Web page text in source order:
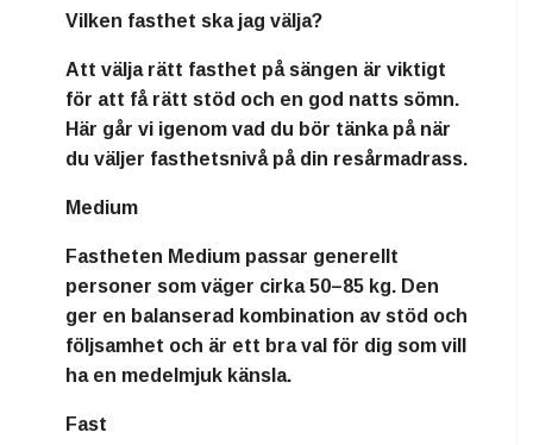
Vilken fasthet ska jag välja?
Att välja rätt fasthet på sängen är viktigt
för att få rätt stöd och en god natts sömn.
Här går vi igenom vad du bör tänka på när
du väljer fasthetsnivå på din resårmadrass.
Medium
Fastheten Medium passar generellt
personer som väger cirka 50–85 kg. Den
ger en balanserad kombination av stöd och
följsamhet och är ett bra val för dig som vill
ha en medelmjuk känsla.
Fast